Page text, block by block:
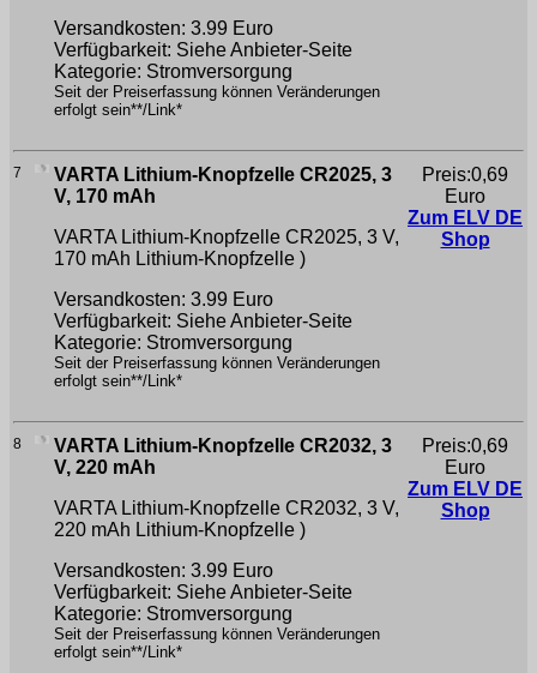
Versandkosten: 3.99 Euro
Verfügbarkeit: Siehe Anbieter-Seite
Kategorie: Stromversorgung
Seit der Preiserfassung können Veränderungen
erfolgt sein**/Link*
7
VARTA Lithium-Knopfzelle CR2025, 3
V, 170 mAh
VARTA Lithium-Knopfzelle CR2025, 3 V,
170 mAh Lithium-Knopfzelle )
Versandkosten: 3.99 Euro
Verfügbarkeit: Siehe Anbieter-Seite
Kategorie: Stromversorgung
Seit der Preiserfassung können Veränderungen
erfolgt sein**/Link*
Preis:0,69
Euro
Zum ELV DE
Shop
8
VARTA Lithium-Knopfzelle CR2032, 3
V, 220 mAh
VARTA Lithium-Knopfzelle CR2032, 3 V,
220 mAh Lithium-Knopfzelle )
Versandkosten: 3.99 Euro
Verfügbarkeit: Siehe Anbieter-Seite
Kategorie: Stromversorgung
Seit der Preiserfassung können Veränderungen
erfolgt sein**/Link*
Preis:0,69
Euro
Zum ELV DE
Shop